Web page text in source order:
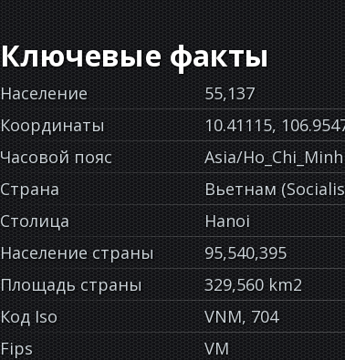
Ключевые факты
Население
55,137
Координаты
10.41115,
Часовой пояс
Asia/Ho_Chi_Minh
Страна
Вьетнам
Столица
Hanoi
Население страны
95,540,395
Площадь страны
329,560 km2
Код Iso
VNM, 704
Fips
VM